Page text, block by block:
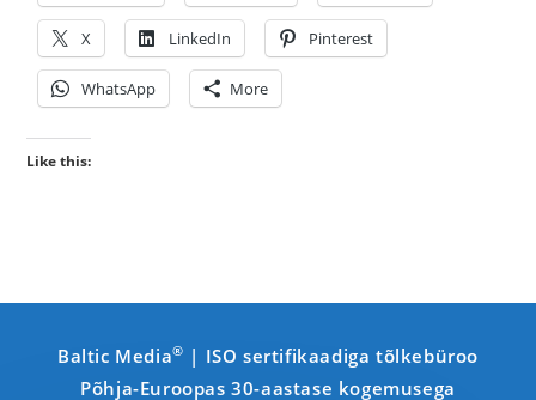
X LinkedIn Pinterest
WhatsApp More
Like this:
Baltic Media® | ISO sertifikaadiga tõlkebüroo
Põhja-Euroopas 30-aastase kogemusega